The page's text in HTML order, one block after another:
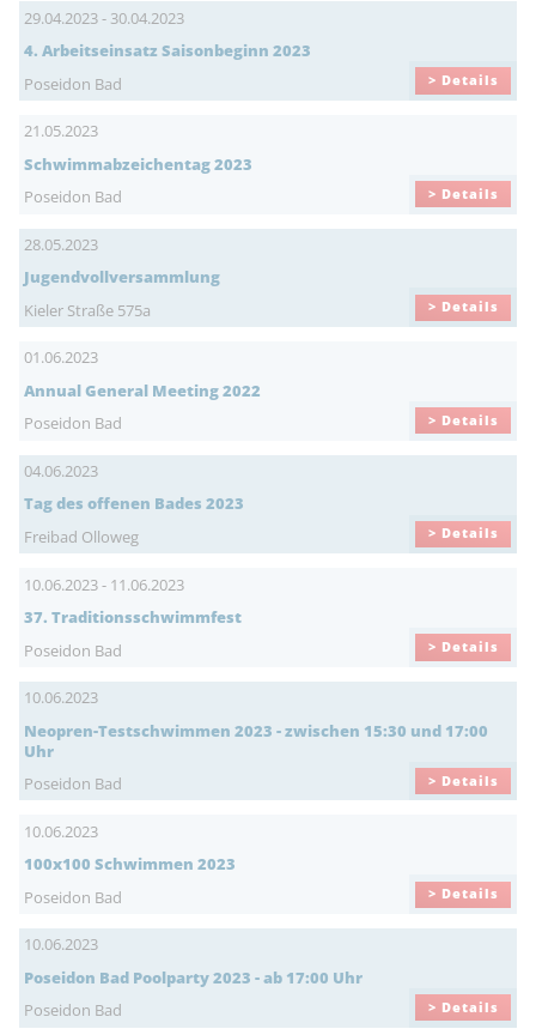
29.04.2023 - 30.04.2023
4. Arbeitseinsatz Saisonbeginn 2023
Poseidon Bad
> Details
21.05.2023
Schwimmabzeichentag 2023
Poseidon Bad
> Details
28.05.2023
Jugendvollversammlung
Kieler Straße 575a
> Details
01.06.2023
Annual General Meeting 2022
Poseidon Bad
> Details
04.06.2023
Tag des offenen Bades 2023
Freibad Olloweg
> Details
10.06.2023 - 11.06.2023
37. Traditionsschwimmfest
Poseidon Bad
> Details
10.06.2023
Neopren-Testschwimmen 2023 - zwischen 15:30 und 17:00
Uhr
Poseidon Bad
> Details
10.06.2023
100x100 Schwimmen 2023
Poseidon Bad
> Details
10.06.2023
Poseidon Bad Poolparty 2023 - ab 17:00 Uhr
Poseidon Bad
> Details